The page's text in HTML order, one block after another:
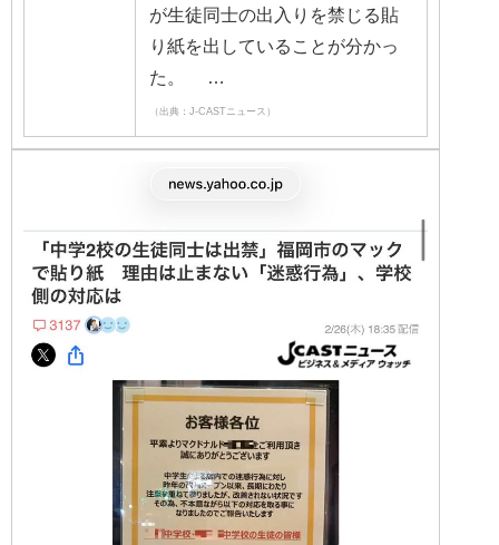
が生徒同士の出入りを禁じる貼
り紙を出していることが分かっ
た。 …
（出典：J-CASTニュース）